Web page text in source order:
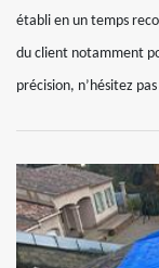
établi en un temps
du client notamment
précision, n’hésitez